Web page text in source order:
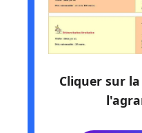
Cliquer sur